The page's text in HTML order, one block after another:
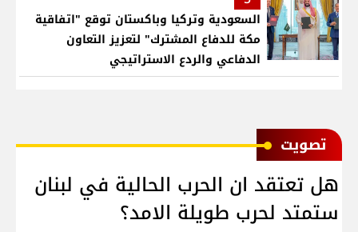
السعودية وتركيا وباكستان توقع "اتفاقية
مكة للدفاع المشترك" لتعزيز التعاون
الدفاعي والردع الاستراتيجي
ﺗﺼﻮﻳﺖ
هل تعتقد ان الحرب الحالية في لبنان
ستمتد لحرب طويلة الامد؟